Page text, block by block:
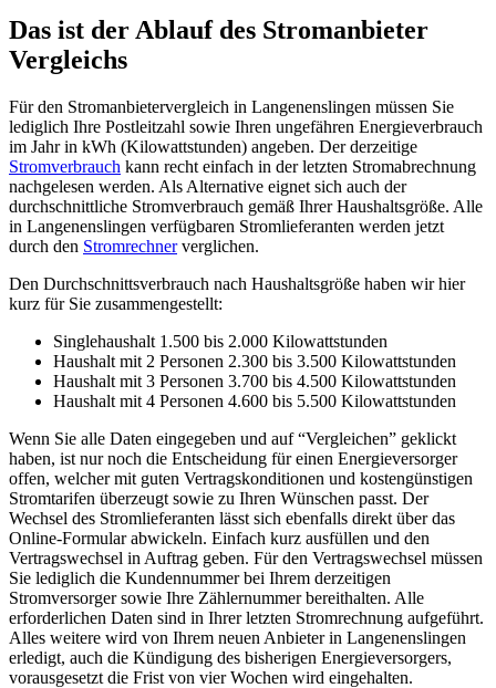
Das ist der Ablauf des Stromanbieter
Vergleichs
Für den Stromanbietervergleich in Langenenslingen müssen Sie
lediglich Ihre Postleitzahl sowie Ihren ungefähren Energieverbrauch
im Jahr in kWh (Kilowattstunden) angeben. Der derzeitige
Stromverbrauch kann recht einfach in der letzten Stromabrechnung
nachgelesen werden. Als Alternative eignet sich auch der
durchschnittliche Stromverbrauch gemäß Ihrer Haushaltsgröße. Alle
in Langenenslingen verfügbaren Stromlieferanten werden jetzt
durch den Stromrechnerverglichen.
Den Durchschnittsverbrauch nach Haushaltsgröße haben wir hier
kurz für Sie zusammengestellt:
Singlehaushalt 1.500 bis 2.000 Kilowattstunden
Haushalt mit 2 Personen 2.300 bis 3.500 Kilowattstunden
Haushalt mit 3 Personen 3.700 bis 4.500 Kilowattstunden
Haushalt mit 4 Personen 4.600 bis 5.500 Kilowattstunden
Wenn Sie alle Daten eingegeben und auf “Vergleichen” geklickt
haben, ist nur noch die Entscheidung für einen Energieversorger
offen, welcher mit guten Vertragskonditionen und kostengünstigen
Stromtarifen überzeugt sowie zu Ihren Wünschen passt. Der
Wechsel des Stromlieferanten lässt sich ebenfalls direkt über das
Online-Formular abwickeln. Einfach kurz ausfüllen und den
Vertragswechsel in Auftrag geben. Für den Vertragswechsel müssen
Sie lediglich die Kundennummer bei Ihrem derzeitigen
Stromversorger sowie Ihre Zählernummer bereithalten. Alle
erforderlichen Daten sind in Ihrer letzten Stromrechnung aufgeführt.
Alles weitere wird von Ihrem neuen Anbieter in Langenenslingen
erledigt, auch die Kündigung des bisherigen Energieversorgers,
vorausgesetzt die Frist von vier Wochen wird eingehalten.